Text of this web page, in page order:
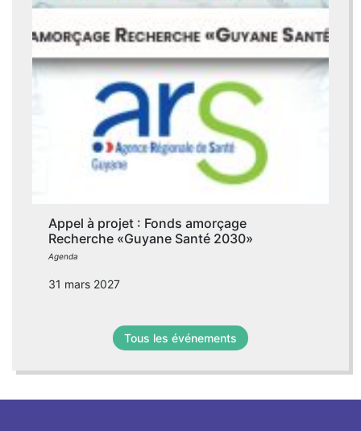
Appel à projet : Fonds amorçage
Recherche «Guyane Santé 2030»
Agenda
31 mars 2027
Tous les événements